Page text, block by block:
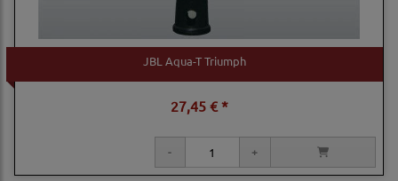
JBL Aqua-T Triumph
27,45 € *